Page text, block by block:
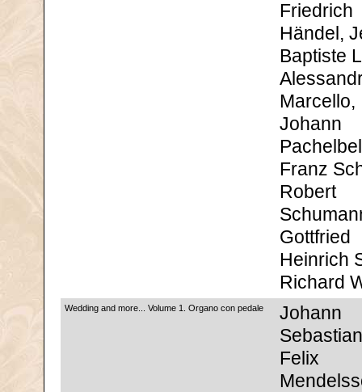
Friedrich
Händel,
Baptiste
Marcello,
Johann
Franz
Robert
Gottfried
Heinrich
Richard
Wedding and more... Volume 1. Organo con pedale
Johann
Felix